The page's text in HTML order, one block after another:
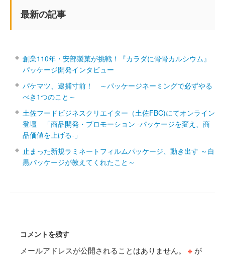
最新の記事
創業110年・安部製菓が挑戦！『カラダに骨骨カルシウム』
パッケージ開発インタビュー
パケマツ、逮捕寸前！ ～パッケージネーミングで必ずやる
べき1つのこと～
土佐フードビジネスクリエイター（土佐FBC)にてオンライン
登壇 「商品開発・プロモーション ‐パッケージを変え、商
品価値を上げる‐」
止まった新規ラミネートフィルムパッケージ、動き出す ～白
黒パッケージが教えてくれたこと～
コメントを残す
メールアドレスが公開されることはありません。 ※ が